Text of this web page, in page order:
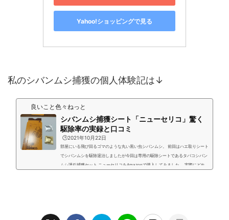
Yahoo!ショッピングで見る
私のシバンムシ捕獲の個人体験記は↓
良いこと色々ねっと
シバンムシ捕獲シート「ニューセリコ」驚く
駆除率の実録と口コミ
🕒️2021年10月22日
部屋にいる飛び回るゴマのような丸い黒い虫シバンムシ。 前回はハエ取りシート
でシバンムシを駆除退治しましたが今回は専用の駆除シートであるタバコシバン
ムシ誘引捕獲セット ニューセリコをAmazonで購入してみました。 実際にどれ